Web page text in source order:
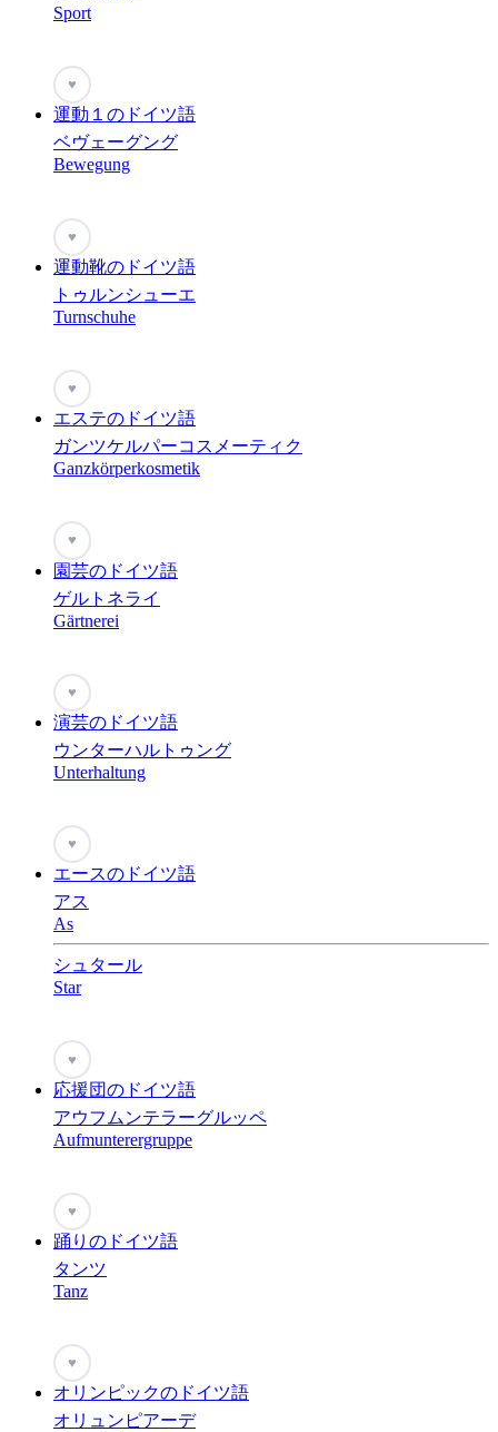
Sport
♥
運動１のドイツ語
ベヴェーグング
Bewegung
♥
運動靴のドイツ語
トゥルンシューエ
Turnschuhe
♥
エステのドイツ語
ガンツケルパーコスメーティク
Ganzkörperkosmetik
♥
園芸のドイツ語
ゲルトネライ
Gärtnerei
♥
演芸のドイツ語
ウンターハルトゥング
Unterhaltung
♥
エースのドイツ語
アス
As
シュタール
Star
♥
応援団のドイツ語
アウフムンテラーグルッペ
Aufmunterergruppe
♥
踊りのドイツ語
タンツ
Tanz
♥
オリンピックのドイツ語
オリュンピアーデ